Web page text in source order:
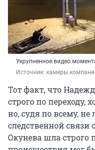
Укрупненное видео
Источник: камеры
Тот факт, что
строго по переходу,
но, судя по всему,
следственной
Окунева шла строго